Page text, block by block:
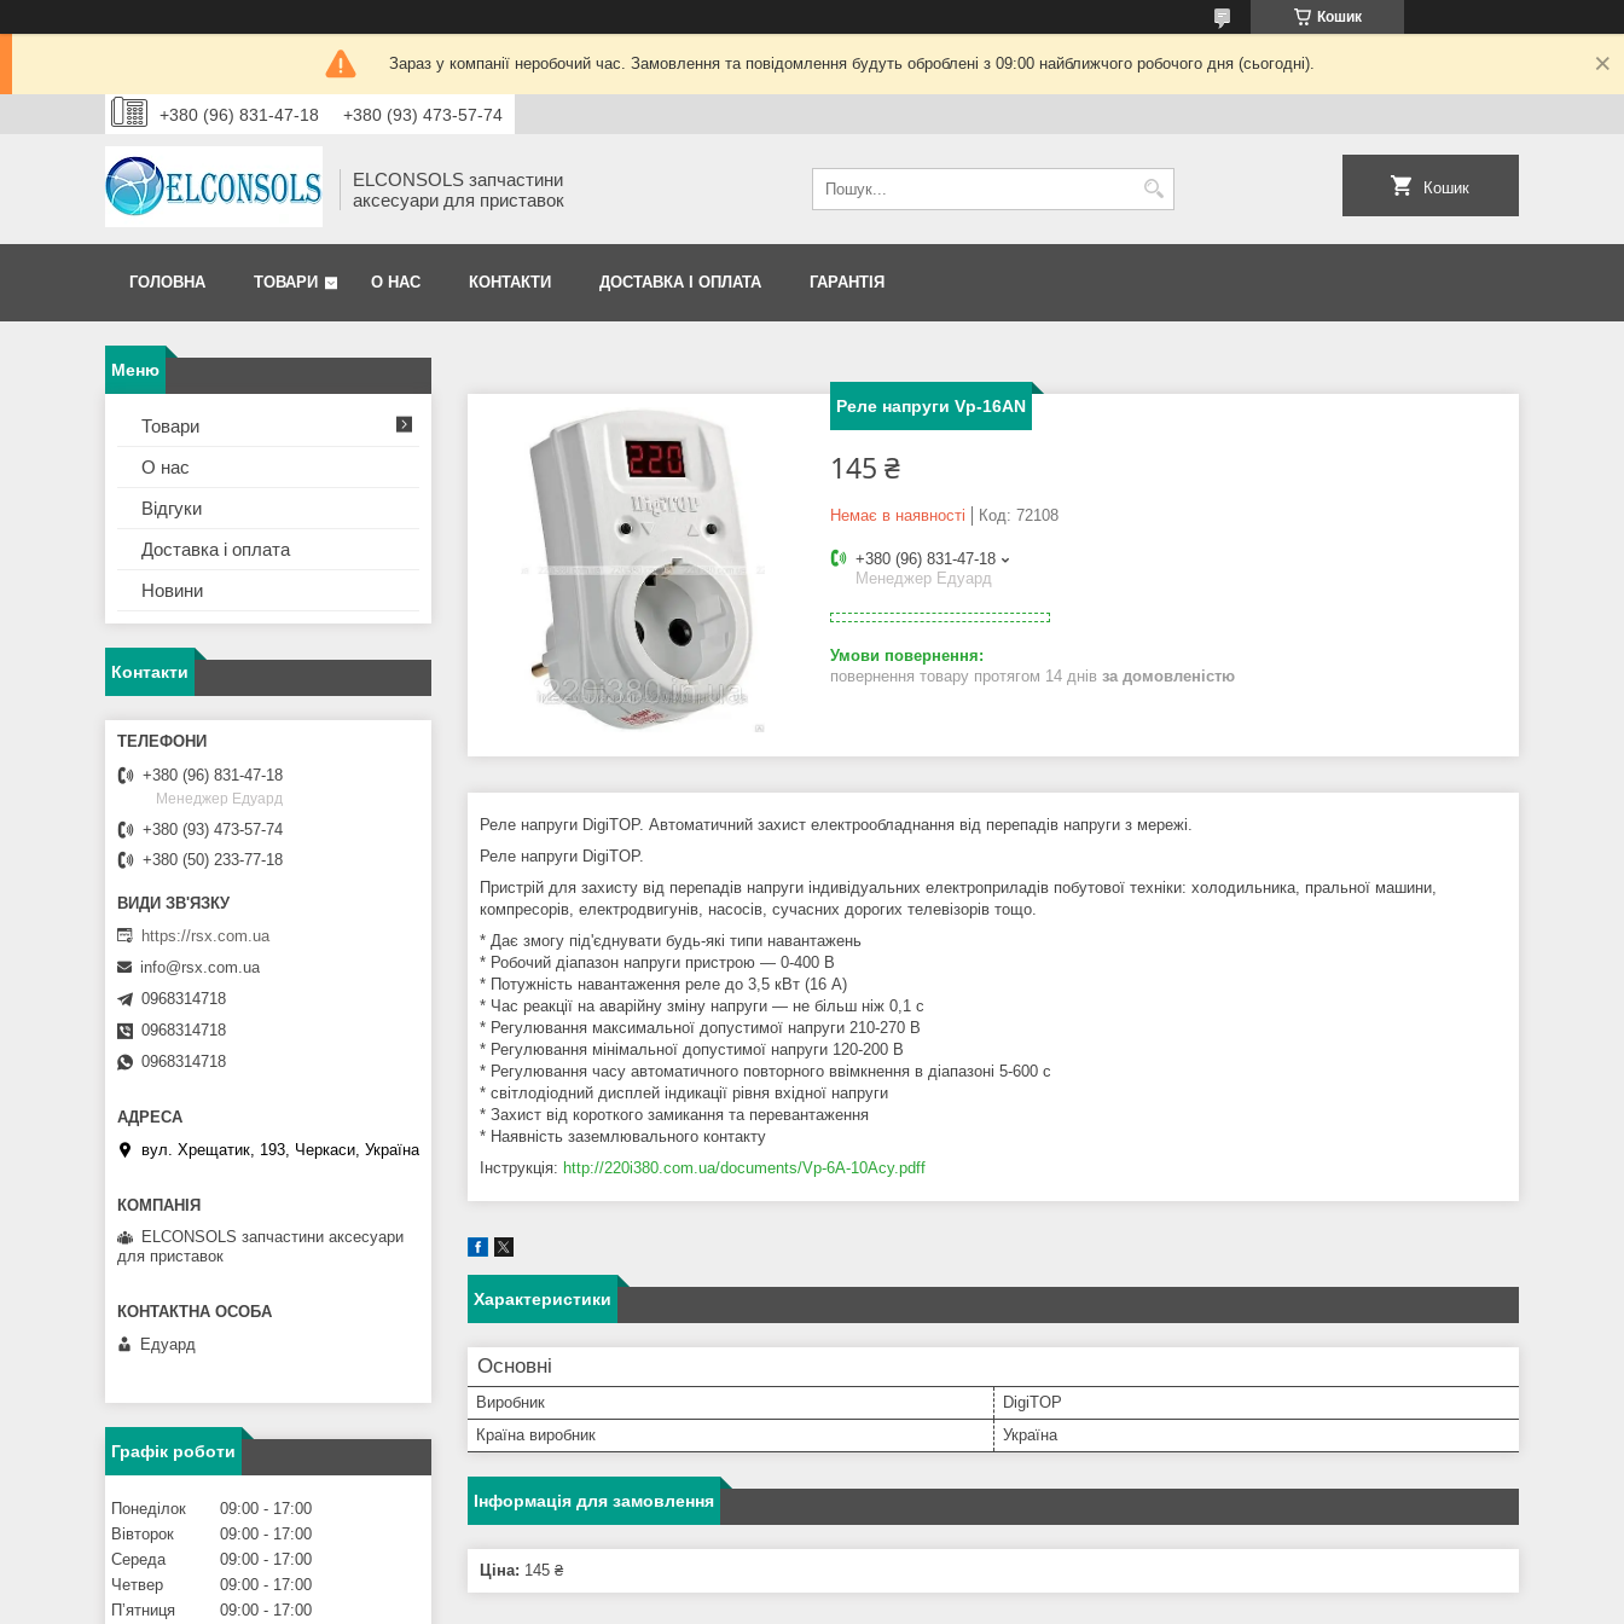
Кошик
Зараз у компанії неробочий час. Замовлення та повідомлення будуть оброблені з 09:00 найближчого робочого дня (сьогодні).
+380 (96) 831-47-18 +380 (93) 473-57-74
ELCONSOLS запчастини
аксесуари для приставок
Кошик
ГОЛОВНА ТОВАРИ О НАС КОНТАКТИ ДОСТАВКА І ОПЛАТА ГАРАНТІЯ
Реле напруги Vp-16AN
145 ₴
Немає в наявності Код: 72108
+380 (96) 831-47-18
Менеджер Едуард
повернення товару протягом 14 днів за домовленістю
Реле напруги DigiTOP. Автоматичний захист електрообладнання від перепадів напруги з мережі.
Реле напруги DigiTOP.
Пристрій для захисту від перепадів напруги індивідуальних електроприладів побутової техніки: холодильника, пральної машини,
компресорів, електродвигунів, насосів, сучасних дорогих телевізорів тощо.
* Дає змогу під'єднувати будь-які типи навантажень
* Робочий діапазон напруги пристрою — 0-400 В
* Потужність навантаження реле до 3,5 кВт (16 А)
* Час реакції на аварійну зміну напруги — не більш ніж 0,1 с
* Регулювання максимальної допустимої напруги 210-270 В
* Регулювання мінімальної допустимої напруги 120-200 В
* Регулювання часу автоматичного повторного ввімкнення в діапазоні 5-600 с
* світлодіодний дисплей індикації рівня вхідної напруги
* Захист від короткого замикання та перевантаження
* Наявність заземлювального контакту
Інструкція: http://220i380.com.ua/documents/Vp-6A-10Acy.pdff
Характеристики
Основні
Виробник
DigiTOP
Країна виробник
Україна
Інформація для замовлення
Ціна: 145 ₴
Товари
О нас
Відгуки
Доставка і оплата
Новини
Контакти
+380 (96) 831-47-18
Менеджер Едуард
+380 (93) 473-57-74
+380 (50) 233-77-18
https://rsx.com.ua
info@rsx.com.ua
0968314718
0968314718
0968314718
вул. Хрещатик, 193, Черкаси, Україна
ELCONSOLS запчастини аксесуари
для приставок
Едуард
Графік роботи
Понеділок 09:00
17:00
Вівторок
09:00
17:00
Середа
09:00
17:00
Четвер
09:00
17:00
Пʼятниця
09:00 17:00